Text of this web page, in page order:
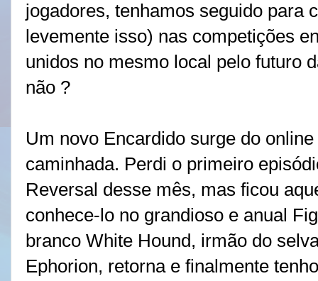
jogadores, tenhamos seguido para
levemente isso) nas competições
unidos no mesmo local pelo futuro
não ?
Um novo Encardido surge do
caminhada. Perdi o primeiro
Reversal desse mês, mas ficou
conhece-lo no grandioso e anual
branco White Hound, irmão do
Ephorion, retorna e finalmente